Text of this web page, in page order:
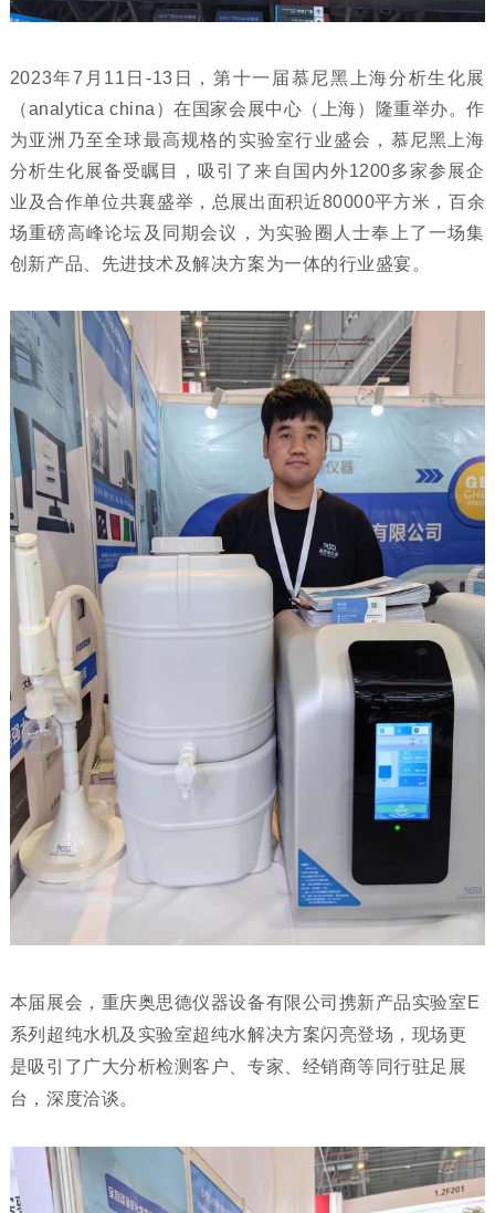
2023年7月11日-13日，第十一届慕尼黑上海分析生化展
（analytica china）在国家会展中心（上海）隆重举办。作
为亚洲乃至全球最高规格的实验室行业盛会，慕尼黑上海
分析生化展备受瞩目，吸引了来自国内外1200多家参展企
业及合作单位共襄盛举，总展出面积近80000平方米，百余
场重磅高峰论坛及同期会议，为实验圈人士奉上了一场集
创新产品、先进技术及解决方案为一体的行业盛宴。
本届展会，重庆奥思德仪器设备有限公司携新产品实验室E
系列超纯水机及实验室超纯水解决方案闪亮登场，现场更
是吸引了广大分析检测客户、专家、经销商等同行驻足展
台，深度洽谈。